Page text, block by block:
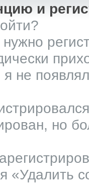
и
не
но
«Удалить